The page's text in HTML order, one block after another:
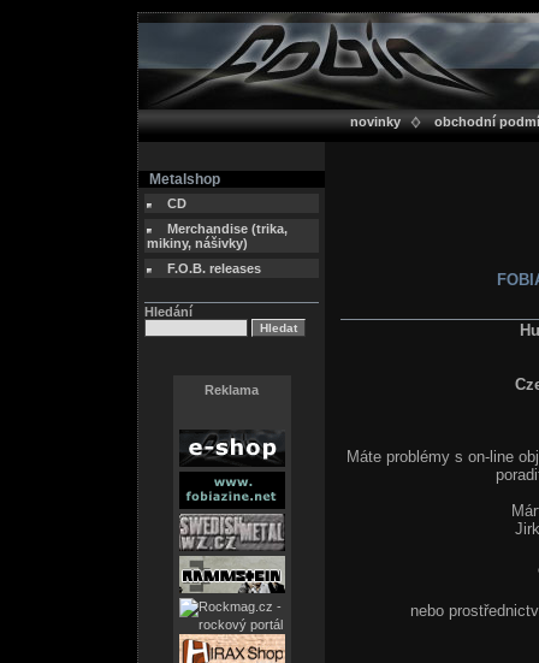
novinky obchodní
Metalshop
CD
Merchandise (trika,
mikiny, nášivky)
F.O.B. releases
Hledání
Reklama
Máte problémy s on-line
nebo